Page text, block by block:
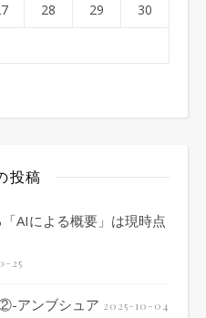
28 29 30
投稿
AIによる概要」は現時点
25
アンブシュア 2025-10-04